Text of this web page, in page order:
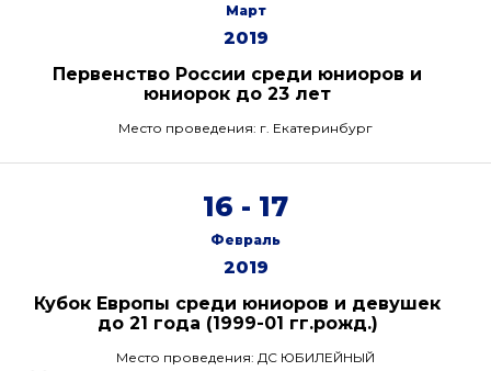
Март
2019
Первенство России среди юниоров и
юниорок до 23 лет
Место проведения: г. Екатеринбург
16 - 17
Февраль
2019
Кубок Европы среди юниоров и девушек
до 21 года (1999-01 гг.рожд.)
Место проведения: ДС ЮБИЛЕЙНЫЙ